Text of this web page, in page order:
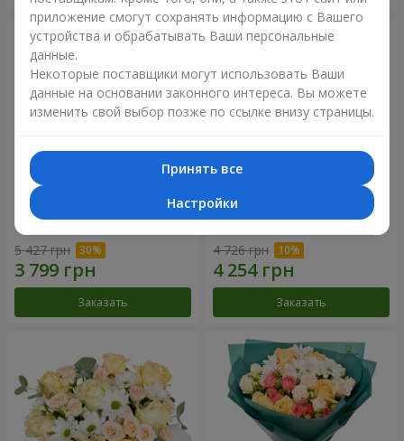
Цветы в коробке "Барокко"
5 427 грн
Заказать
Букет "Розовый вкус
4 726 грн
Заказать
приложение смогут сохранять информацию с Вашего
устройства и обрабатывать Ваши персональные
данные.
Некоторые поставщики могут использовать Ваши
данные на основании законного интереса. Вы можете
изменить свой выбор позже по ссылке внизу страницы.
Принять все
Настройки